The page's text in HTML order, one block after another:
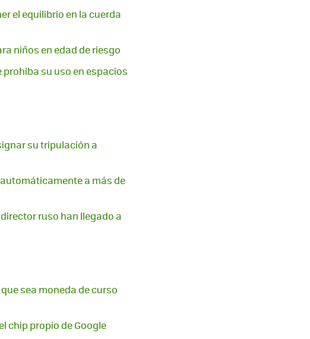
el equilibrio en la cuerda
niños en edad de riesgo
su uso en espacios
su tripulación a
a más de
ruso han llegado a
sea moneda de curso
chip propio de Google